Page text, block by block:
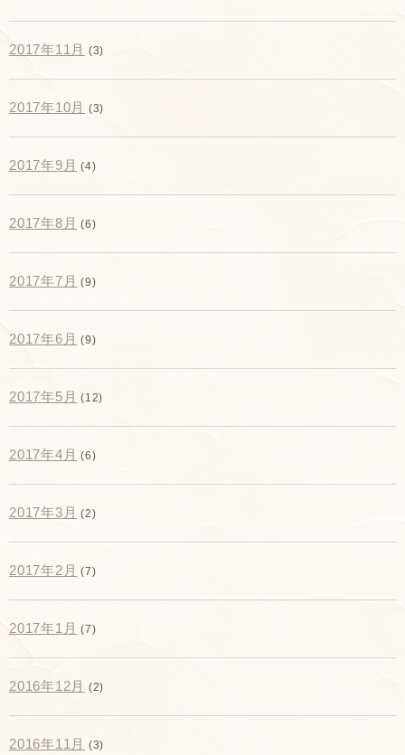
2017年11月 (3)
2017年10月 (3)
2017年9月 (4)
2017年8月 (6)
2017年7月 (9)
2017年6月 (9)
2017年5月 (12)
2017年4月 (6)
2017年3月 (2)
2017年2月 (7)
2017年1月 (7)
2016年12月 (2)
2016年11月 (3)